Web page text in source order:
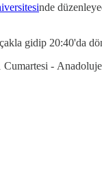
nde
gidip 20:40'da
Cumartesi -